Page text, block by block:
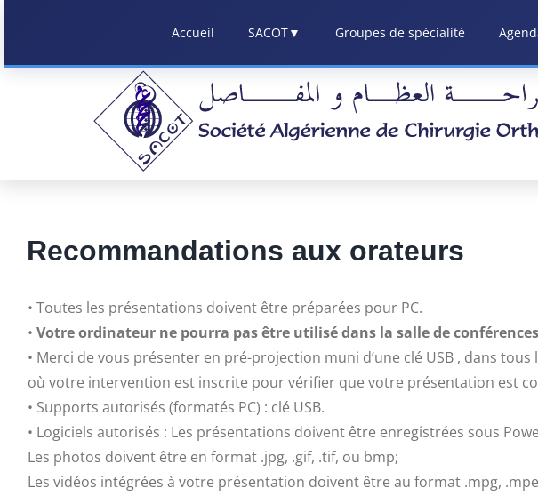
content
Accueil SACOT▼ Groupes de spécialité
Recommandations aux orateurs
• Toutes les présentations doivent être préparées pour PC.
• Votre ordinateur ne pourra pas être utilisé dans la salle de conférences
• Merci de vous présenter en pré-projection muni d’une clé USB , dans
où votre intervention est inscrite pour vérifier que votre présentation est
• Supports autorisés (formatés PC) : clé USB.
• Logiciels autorisés : Les présentations doivent être enregistrées sous
Les photos doivent être en format .jpg, .gif, .tif, ou bmp;
Les vidéos intégrées à votre présentation doivent être au format .mpg,